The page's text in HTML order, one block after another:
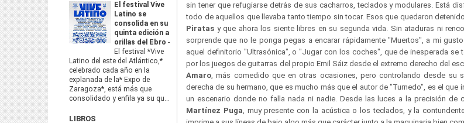
El festival Vive
Latino se
consolida en su
quinta edición a
orillas del Ebro -
El festival *Vive
Latino del este del Atlántico,*
celebrado cada año en la
explanada de la* Expo de
Zaragoza*, está más que
consolidado y enfila ya su qu...
LIBROS
sin tener que refugiarse detrás de sus cacharros, teclados y modulares. Está
todo de aquellos que llevaba tanto tiempo sin tocar. Esos que quedaron
Piratas y que ahora los siente libres en su segunda vida. Sin ataduras ni
sorprende que no le ponga pegas a encarar rápidamente "Muertos", a mi
aquel definitorio "Ultrasónica", o "Jugar con los coches", que de inesperada se
por los juegos de guitarras del propio Emil Sáiz desde el extremo derecho del
Amaro, más comedido que en otras ocasiones, pero controlando desde su
derecha de su hermano, que es mucho más que el autor de "Turnedo", es el que
un escenario donde no falla nada ni nadie. Desde las luces a la precisión de
Martínez Puga, muy presente con la acústica o los teclados, y la